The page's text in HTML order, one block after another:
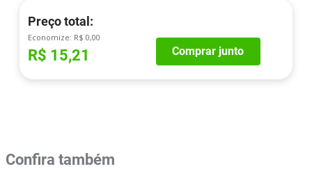
Preço total:
Economize: R$ 0,00
R$ 15,21 Comprar junto
Confira também